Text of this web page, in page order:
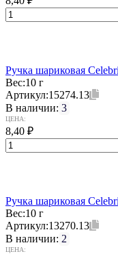
Ручка шариковая
Вес:10 г
Артикул:15274.13
В наличии: 3
ЦЕНА:
8,40 ₽
Ручка шариковая
Вес:10 г
Артикул:13270.13
В наличии: 2
ЦЕНА: